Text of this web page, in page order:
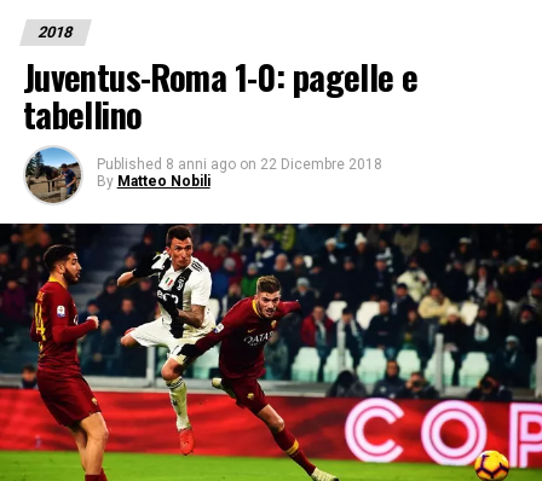
2018
Juventus-Roma 1-0: pagelle e
tabellino
Published 8 anni ago on 22 Dicembre 2018
By Matteo Nobili